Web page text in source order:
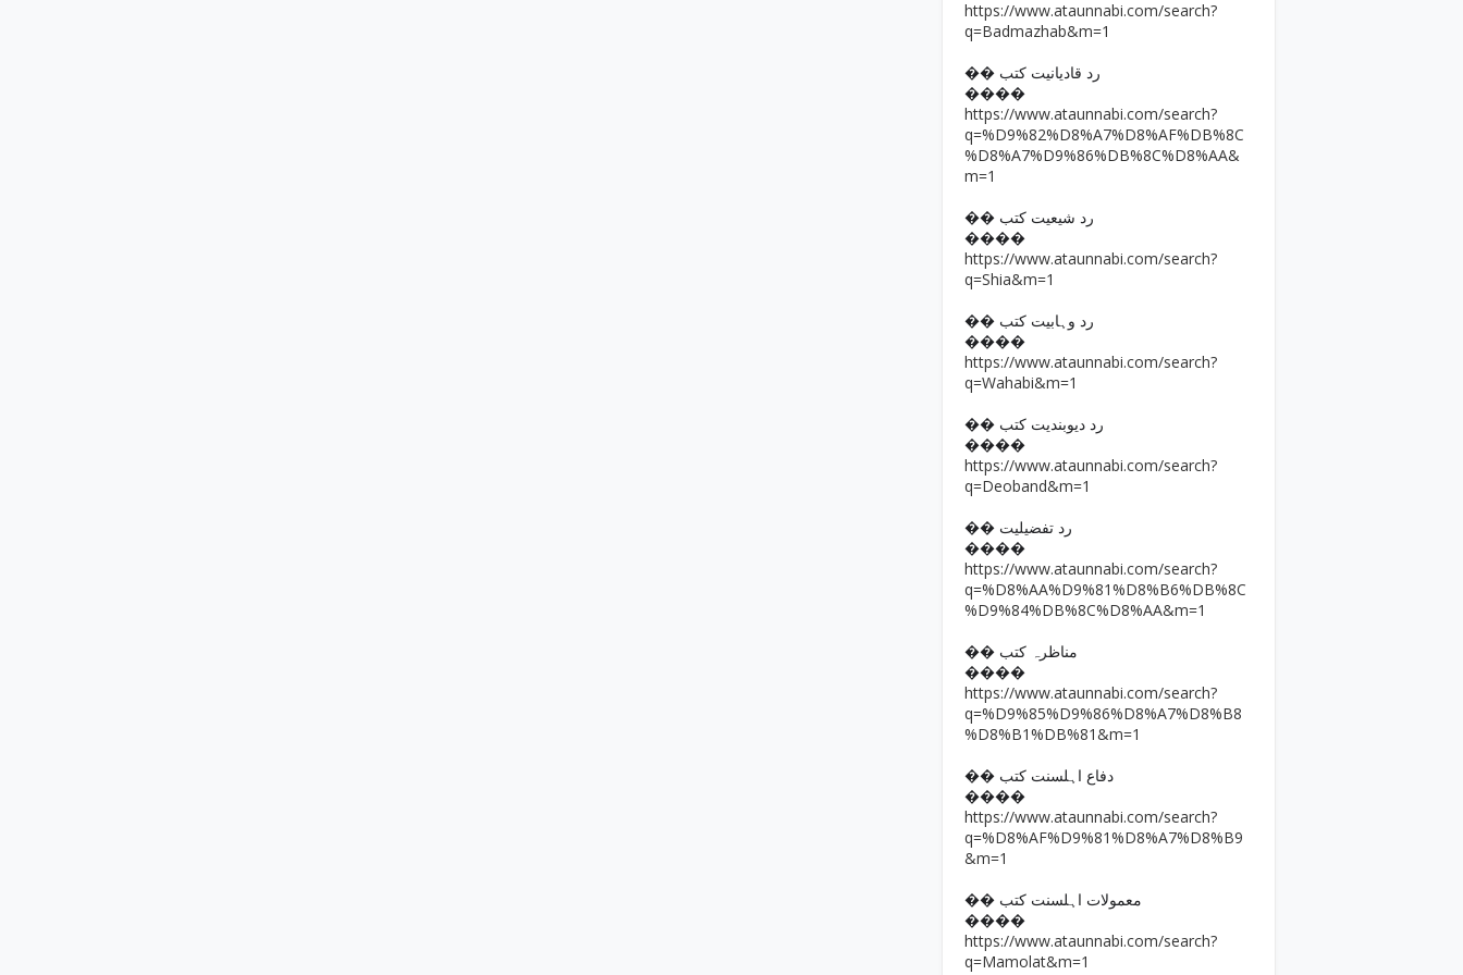
https://www.ataunnabi.com/search?
q=Badmazhab&m=1
�� رد قادیانیت کتب
����
https://www.ataunnabi.com/search?
q=%D9%82%D8%A7%D8%AF%DB%8C
%D8%A7%D9%86%DB%8C%D8%AA&
m=1
�� رد شیعیت کتب
����
https://www.ataunnabi.com/search?
q=Shia&m=1
�� رد وہابیت کتب
����
https://www.ataunnabi.com/search?
q=Wahabi&m=1
�� رد دیوبندیت کتب
����
https://www.ataunnabi.com/search?
q=Deoband&m=1
�� رد تفضیلیت
����
https://www.ataunnabi.com/search?
q=%D8%AA%D9%81%D8%B6%DB%8C
%D9%84%DB%8C%D8%AA&m=1
�� مناظرہ کتب
����
https://www.ataunnabi.com/search?
q=%D9%85%D9%86%D8%A7%D8%B8
%D8%B1%DB%81&m=1
�� دفاع اہلسنت کتب
����
https://www.ataunnabi.com/search?
q=%D8%AF%D9%81%D8%A7%D8%B9
&m=1
�� معمولات اہلسنت کتب
����
https://www.ataunnabi.com/search?
q=Mamolat&m=1